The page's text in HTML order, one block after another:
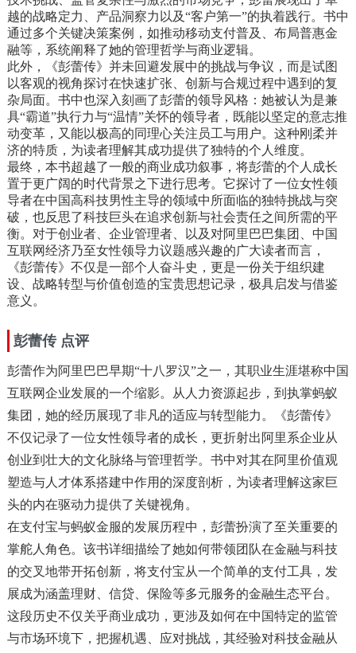
越的战略定力、产品洞察力以及“客户第一”的执着践行。书中
通过多个关键决策案例，如推动移动支付普及、布局普惠金
融等，系统阐释了她的管理哲学与商业逻辑。
此外，《彭蕾传》并未回避发展中的挑战与争议，而是试图
以客观的视角探讨在快速扩张、创新与合规过程中遇到的复
杂局面。书中也深入刻画了彭蕾的领导风格：她被认为是兼
具“霸道”执行力与“温情”关怀的领导者，既能以坚定的意志推
动变革，又能以极高的同理心关注员工与用户。这种刚柔并
济的特质，为读者理解其成功提供了独特的个人维度。
最终，本书超越了一般的商业成功叙事，将彭蕾的个人成长
置于更广阔的时代背景之下进行思考。它探讨了一位女性领
导者在中国高科技男性主导的领域中所面临的独特挑战与突
破，也反思了科技巨头在追求创新与社会责任之间所需的平
衡。对于创业者、企业管理者、以及对阿里巴巴集团、中国
互联网经济乃至女性领导力议题感兴趣的广大读者而言，
《彭蕾传》不仅是一部个人奋斗史，更是一份关于组织建
设、战略转型与价值创造的宝贵思想记录，极具启发与借鉴
意义。
彭蕾传 点评
彭蕾作为阿里巴巴早期“十八罗汉”之一，其职业生涯堪称中国
互联网企业发展的一个缩影。从人力资源起步，到执掌蚂蚁
集团，她的经历展现了非凡的适应与转型能力。《彭蕾传》
不仅记录了一位女性领导者的成长，更折射出阿里系企业从
创业到壮大的文化脉络与管理哲学。书中对其在阿里价值观
塑造与人才体系搭建中作用的深度剖析，为读者理解这家巨
头的内在驱动力提供了关键视角。
在支付宝与蚂蚁金服的发展历程中，彭蕾扮演了至关重要的
掌舵人角色。该书详细描绘了她如何带领团队在金融与科技
的交叉地带开拓创新，将支付宝从一个简单的支付工具，发
展成为涵盖理财、信贷、保险等多元服务的金融生态平台。
这段历史不仅关乎商业成功，更涉及如何在中国特定的监管
与市场环境下，把握机遇、应对挑战，其经验对科技金融从